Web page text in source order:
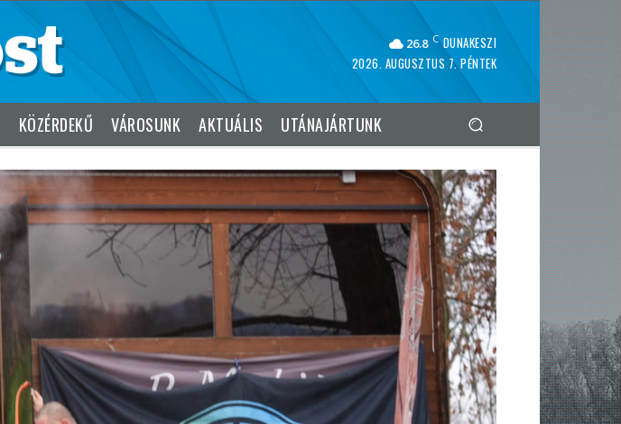
26.8 C DUNAKESZI
2026. AUGUSZTUS 7. PÉNTEK
KÖZÉRDEKŰ VÁROSUNK AKTUÁLIS UTÁNAJÁRTUNK